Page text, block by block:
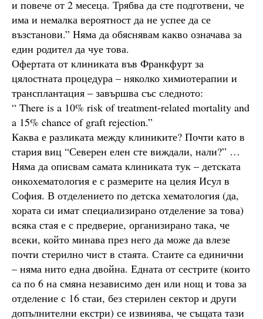
и повече от 2 месеца. Трябва да сте подготвени, че
има и немалка вероятност да не успее да се
възстанови.” Няма да обяснявам какво означава за
един родител да чуе това.
Офертата от клиниката във Франкфурт за
цялостната процедура – няколко химиотерапии и
трансплантация – завършва със следното:
“ There is a 10% risk of treatment-related mortality and
a 15% chance of graft rejection.”
Каква е разликата между клиниките? Почти като в
стария виц “Северен елен сте виждали, нали?” …
Няма да описвам самата клиниката тук – детската
онкохематология е с размерите на целия Исул в
София. В отделението по детска хематология (да,
хората си имат специализирано отделение за това)
всяка стая е с предверие, организирано така, че
всеки, който минава през него да може да влезе
почти стерилно чист в стаята. Стаите са единични
– няма нито една двойна. Едната от сестрите (които
са по 6 на смяна независимо ден или нощ и това за
отделение с 16 стаи, без стерилен сектор и други
допълнителни екстри) се извинява, че същата тази